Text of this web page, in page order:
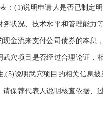
：(1)说明申请人是否已制定
状况、技术水平和管理能
金流来支付公司债券的本息
穴项目是否经过合理论证，
说明武穴项目的相关信息
保荐代表人说明核查依据、